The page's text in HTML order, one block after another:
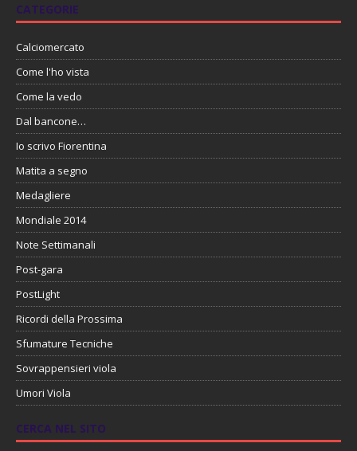
CATEGORIE
Calciomercato
Come l'ho vista
Come la vedo
Dal bancone…
Io scrivo Fiorentina
Matita a segno
Medagliere
Mondiale 2014
Note Settimanali
Post-gara
PostLight
Ricordi della Prossima
Sfumature Tecniche
Sovrappensieri viola
Umori Viola
CERCA NEL SITO